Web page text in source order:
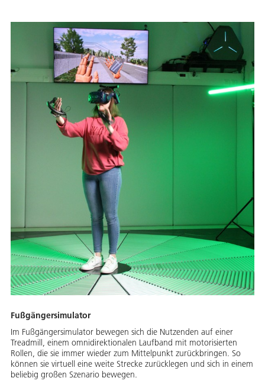
Fußgängersimulator
Im Fußgängersimulator bewegen sich die Nutzenden auf einer
Treadmill, einem omnidirektionalen Laufband mit motorisierten
Rollen, die sie immer wieder zum Mittelpunkt zurückbringen. So
können sie virtuell eine weite Strecke zurücklegen und sich in einem
beliebig großen Szenario bewegen.